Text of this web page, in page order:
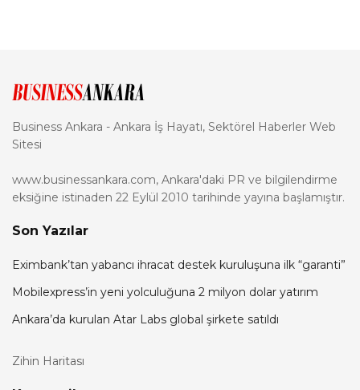
Business Ankara - Ankara İş Hayatı, Sektörel Haberler Web
Sitesi
www.businessankara.com, Ankara'daki PR ve bilgilendirme
eksiğine istinaden 22 Eylül 2010 tarihinde yayına başlamıştır.
Son Yazılar
Eximbank’tan yabancı ihracat destek kuruluşuna ilk “garanti”
Mobilexpress’in yeni yolculuğuna 2 milyon dolar yatırım
Ankara’da kurulan Atar Labs global şirkete satıldı
Zihin Haritası